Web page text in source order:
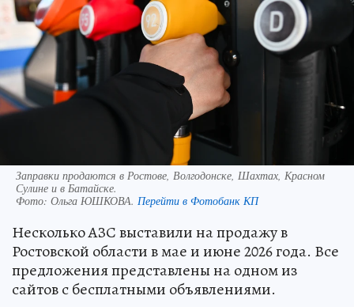
Заправки продаются в Ростове, Волгодонске, Шахтах, Красном
Сулине и в Батайске.
Фото: Ольга ЮШКОВА. Перейти в Фотобанк КП
Несколько АЗС выставили на продажу в
Ростовской области в мае и июне 2026 года. Все
предложения представлены на одном из
сайтов с бесплатными объявлениями.